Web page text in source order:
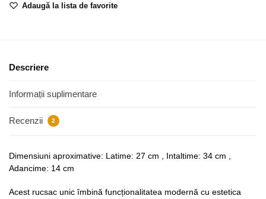
Adaugă la lista de favorite
Descriere
Informații suplimentare
Recenzii 2
Dimensiuni aproximative: Latime: 27 cm , Intaltime: 34 cm ,
Adancime: 14 cm
Acest rucsac unic îmbină funcționalitatea modernă cu estetica